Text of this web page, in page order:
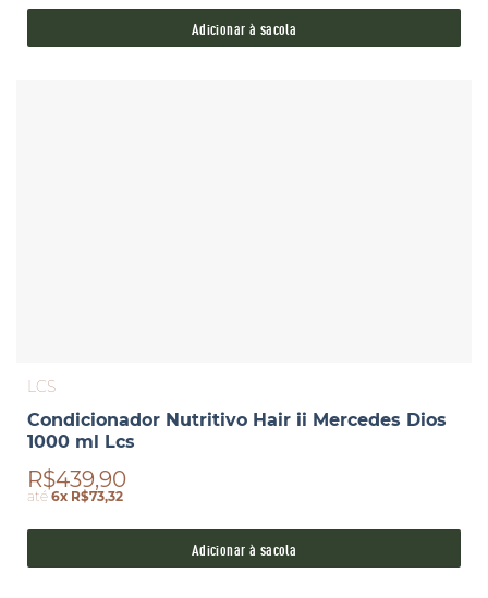
Adicionar à sacola
LCS
Condicionador Nutritivo Hair ii Mercedes Dios
1000 ml Lcs
R$439,90
até6x R$73,32
Adicionar à sacola